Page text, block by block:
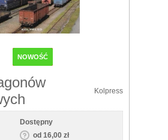
NOWOŚĆ
Kolpress
Dostępny
od 16,00 zł